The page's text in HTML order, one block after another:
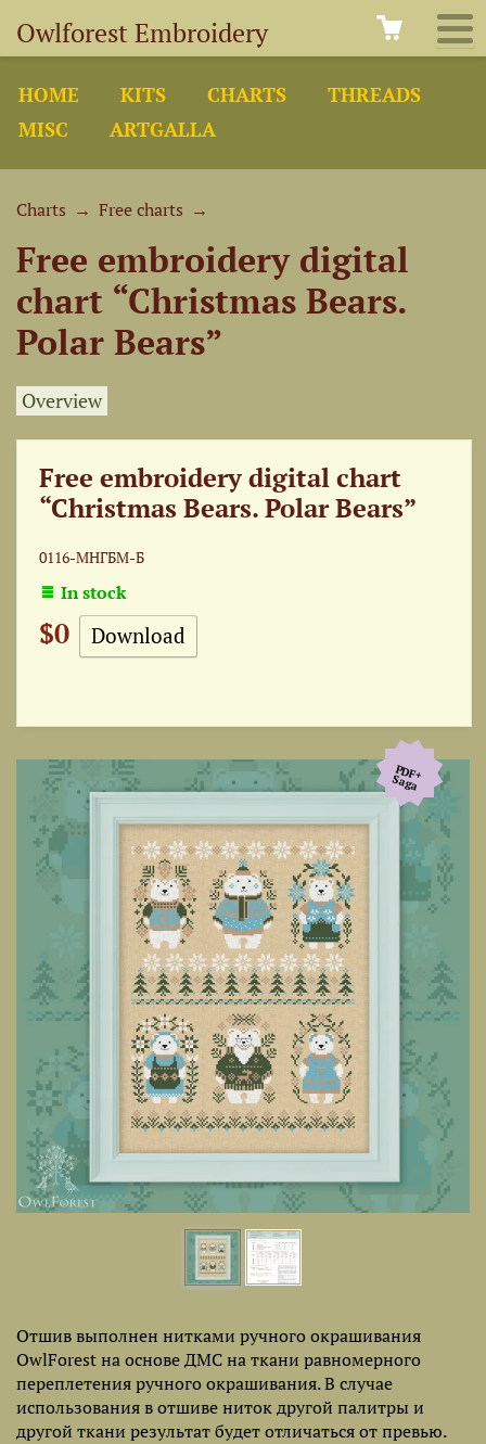
Owlforest Embroidery
HOME KITS CHARTS
THREADS
MISC
ARTGALLA
Charts → Free charts →
Free embroidery digital
chart “Christmas Bears.
Polar Bears”
Overview
Free embroidery digital chart
“Christmas Bears. Polar Bears”
0116-МНГБМ-Б
In stock
$0 Download
PDF+
Saga
Отшив выполнен нитками ручного окрашивания
OwlForest на основе ДМС на ткани равномерного
переплетения ручного окрашивания. В случае
использования в отшиве ниток другой палитры и
другой ткани результат будет отличаться от превью.